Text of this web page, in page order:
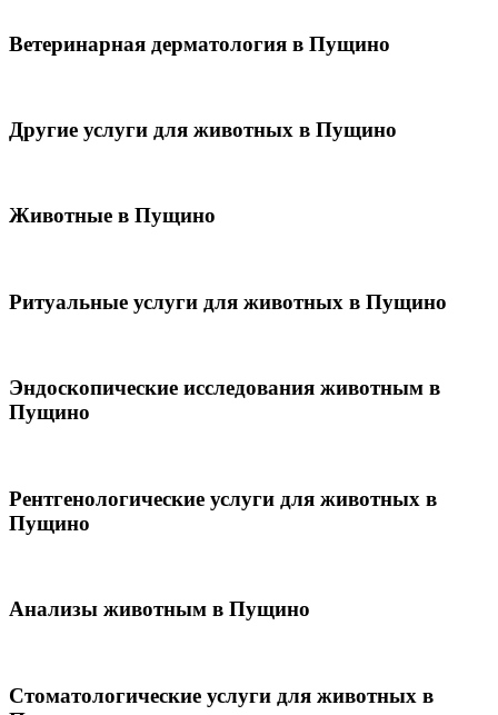
Ветеринарная дерматология в Пущино
Другие услуги для животных в Пущино
Животные в Пущино
Ритуальные услуги для животных в Пущино
Эндоскопические исследования животным в
Пущино
Рентгенологические услуги для животных в
Пущино
Анализы животным в Пущино
Стоматологические услуги для животных в